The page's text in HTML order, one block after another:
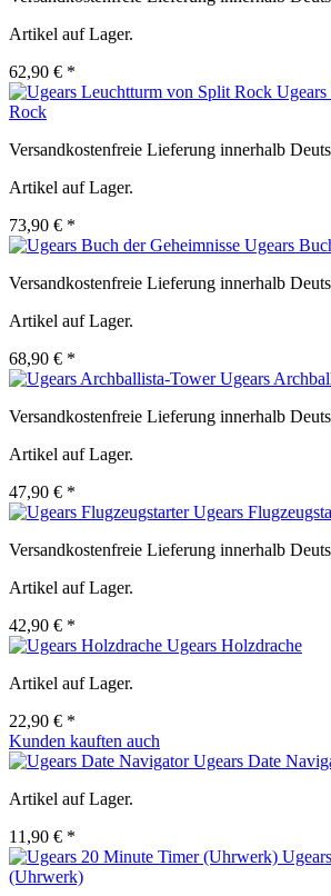
Artikel auf Lager.
62,90 € *
Rock
Versandkostenfreie Lieferung innerhalb
Artikel auf Lager.
73,90 € *
Ugears
Versandkostenfreie Lieferung innerhalb
Artikel auf Lager.
68,90 € *
Ugears
Versandkostenfreie Lieferung innerhalb
Artikel auf Lager.
47,90 € *
Ugears
Versandkostenfreie Lieferung innerhalb
Artikel auf Lager.
42,90 € *
Ugears Holzdrache
Artikel auf Lager.
22,90 € *
Kunden kauften auch
Ugears Date
Artikel auf Lager.
11,90 € *
(Uhrwerk)